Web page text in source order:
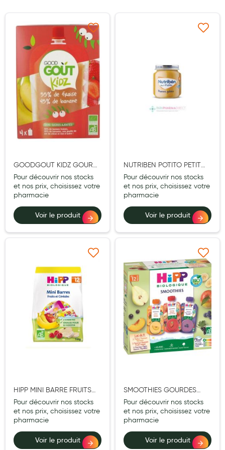
Pour Homme
Crème solaire - Visage et corps
Préservatifs - Gels lubrifiants
Accessoires, coutellerie, brosserie
Bouillottes
Parfums et bougies d'ambiance
Beauté au naturel
Huiles
Mon bébé
Soins bébé
Couches
Toilette du bébé
Accessoires bébé
Alimentation
Soins enfant
Accessoires maternité
Gammes spécifiques tisanes allaitement et compléments
maternité
Nature
GOODGOUT KIDZ GOURDE
FRAISE BANANE BIO 90G
X4
Pour découvrir nos stocks
et nos prix, choisissez votre
pharmacie
Voir le produit
Ajouter à ma liste d’envie
NUTRIBEN POTITO PETIT
POT POMME GOLDEN 120G
Pour découvrir nos stocks
et nos prix, choisissez votre
pharmacie
Voir le produit
Ajouter à ma liste
HIPP MINI BARRE FRUITS
CEREALES BIO 100G
Pour découvrir nos stocks
et nos prix, choisissez votre
pharmacie
Voir le produit
Ajouter à ma liste d’envie
SMOOTHIES GOURDES
MULTIPACK 3 VARIETES BIO
8X120ML DES 12 MOIS
Pour découvrir nos stocks
et nos prix, choisissez votre
pharmacie
Voir le produit
Ajouter à ma liste